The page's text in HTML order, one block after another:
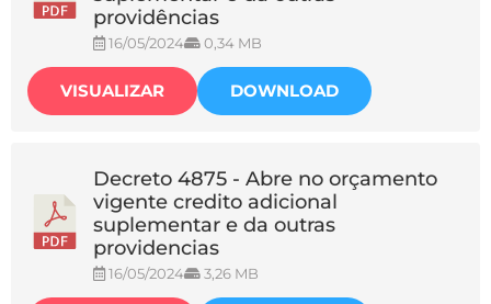
providências
16/05/2024 0,34 MB
VISUALIZAR DOWNLOAD
Decreto 4875 - Abre no orçamento
vigente credito adicional
suplementar e da outras
providencias
16/05/2024 3,26 MB